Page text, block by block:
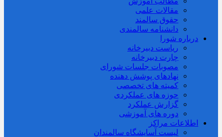
مقالات علمی
حقوق سالمند
دانشنامه سالمندی
درباره شورا
ریاست دبیرخانه
چارت دبیرخانه
مصوبات جلسات شورای
نهادهای پوشش دهنده
کمیته های تخصصی
حوزه های عملکردی
گزارش عملکرد
دوره های آموزشی
اطلاعات مراکز
لیست آسایشگاه سالمندان